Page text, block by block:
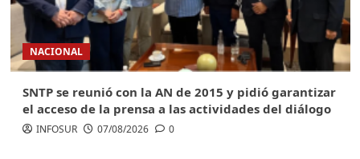
NACIONAL
SNTP se reunió con la AN de 2015 y pidió garantizar
el acceso de la prensa a las actividades del diálogo
INFOSUR 07/08/2026 0